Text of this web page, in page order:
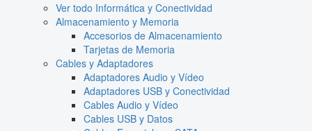
Ver todo Informática y Conectividad
Almacenamiento y Memoria
Accesorios de Almacenamiento
Tarjetas de Memoria
Cables y Adaptadores
Adaptadores Audio y Vídeo
Adaptadores USB y Conectividad
Cables Audio y Vídeo
Cables USB y Datos